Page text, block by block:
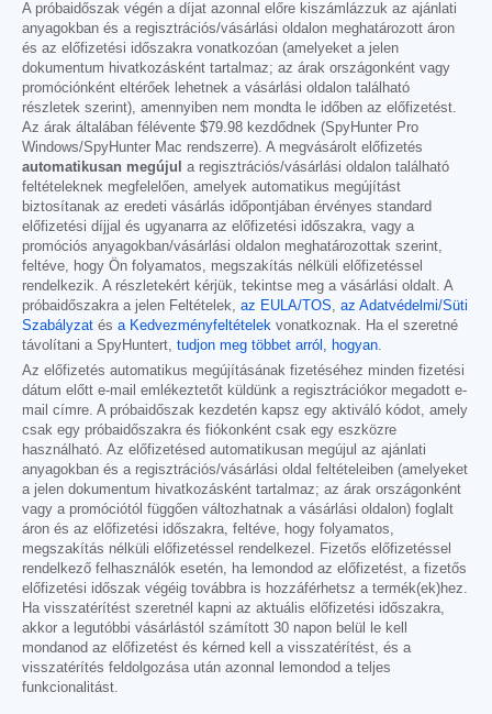
A próbaidőszak végén a díjat azonnal előre kiszámlázzuk az ajánlati
anyagokban és a regisztrációs/vásárlási oldalon meghatározott áron
és az előfizetési időszakra vonatkozóan (amelyeket a jelen
dokumentum hivatkozásként tartalmaz; az árak országonként vagy
promóciónként eltérőek lehetnek a vásárlási oldalon található
részletek szerint), amennyiben nem mondta le időben az előfizetést.
Az árak általában félévente $79.98 kezdődnek (SpyHunter Pro
Windows/SpyHunter Mac rendszerre). A megvásárolt előfizetés
automatikusan megújul
a regisztrációs/vásárlási oldalon található
feltételeknek megfelelően, amelyek automatikus megújítást
biztosítanak az eredeti vásárlás időpontjában érvényes standard
előfizetési díjjal és ugyanarra az előfizetési időszakra, vagy a
promóciós anyagokban/vásárlási oldalon meghatározottak szerint,
feltéve, hogy Ön folyamatos, megszakítás nélküli előfizetéssel
rendelkezik. A részletekért kérjük, tekintse meg a vásárlási oldalt. A
próbaidőszakra a jelen Feltételek, az EULA/TOS, az Adatvédelmi/Süti
Szabályzat és a Kedvezményfeltételek vonatkoznak. Ha el szeretné
távolítani a SpyHuntert, tudjon meg többet arról, hogyan.
Az előfizetés automatikus megújításának fizetéséhez minden fizetési
dátum előtt e-mail emlékeztetőt küldünk a regisztrációkor megadott e-
mail címre. A próbaidőszak kezdetén kapsz egy aktiváló kódot, amely
csak egy próbaidőszakra és fiókonként csak egy eszközre
használható. Az előfizetésed automatikusan megújul az ajánlati
anyagokban és a regisztrációs/vásárlási oldal feltételeiben (amelyeket
a jelen dokumentum hivatkozásként tartalmaz; az árak országonként
vagy a promóciótól függően változhatnak a vásárlási oldalon) foglalt
áron és az előfizetési időszakra, feltéve, hogy folyamatos,
megszakítás nélküli előfizetéssel rendelkezel. Fizetős előfizetéssel
rendelkező felhasználók esetén, ha lemondod az előfizetést, a fizetős
előfizetési időszak végéig továbbra is hozzáférhetsz a termék(ek)hez.
Ha visszatérítést szeretnél kapni az aktuális előfizetési időszakra,
akkor a legutóbbi vásárlástól számított 30 napon belül le kell
mondanod az előfizetést és kérned kell a visszatérítést, és a
visszatérítés feldolgozása után azonnal lemondod a teljes
funkcionalitást.